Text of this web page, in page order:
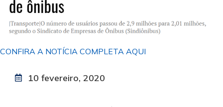
CONFIRA A NOTÍCIA COMPLETA AQUI
10 fevereiro, 2020